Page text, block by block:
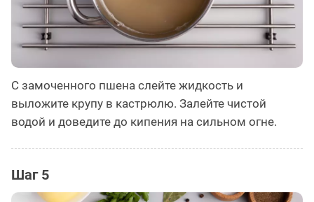
С замоченного пшена слейте жидкость и
выложите крупу в кастрюлю. Залейте чистой
водой и доведите до кипения на сильном огне.
Шаг 5